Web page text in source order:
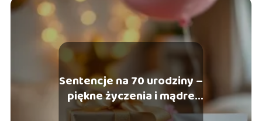
Sentencje na 70 urodziny –
piękne życzenia i mądre
słowa